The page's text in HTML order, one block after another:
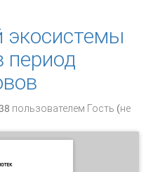
экосистемы
период
пользователем Гость (не